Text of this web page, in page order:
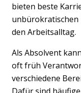
bieten beste
unbürokratischen
den Arbeitsalltag.
Als Absolvent
oft früh
verschiedene